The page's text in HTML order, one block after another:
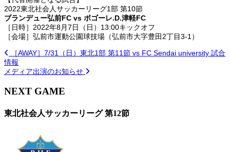
2022東北社会人サッカーリーグ1部 第10節
ブランデュー弘前FC vs ボゴーレ.D.津軽FC
［日時］2022年8月7日（日）13:00キックオフ
［会場］弘前市運動公園球技場（弘前市大字豊田2丁目3-1）
［AWAY］7/31（日）東北1部 第11節 vs FC Sendai university 試合
情報
メディア出演のお知らせ
NEXT GAME
東北社会人サッカーリーグ 第12節